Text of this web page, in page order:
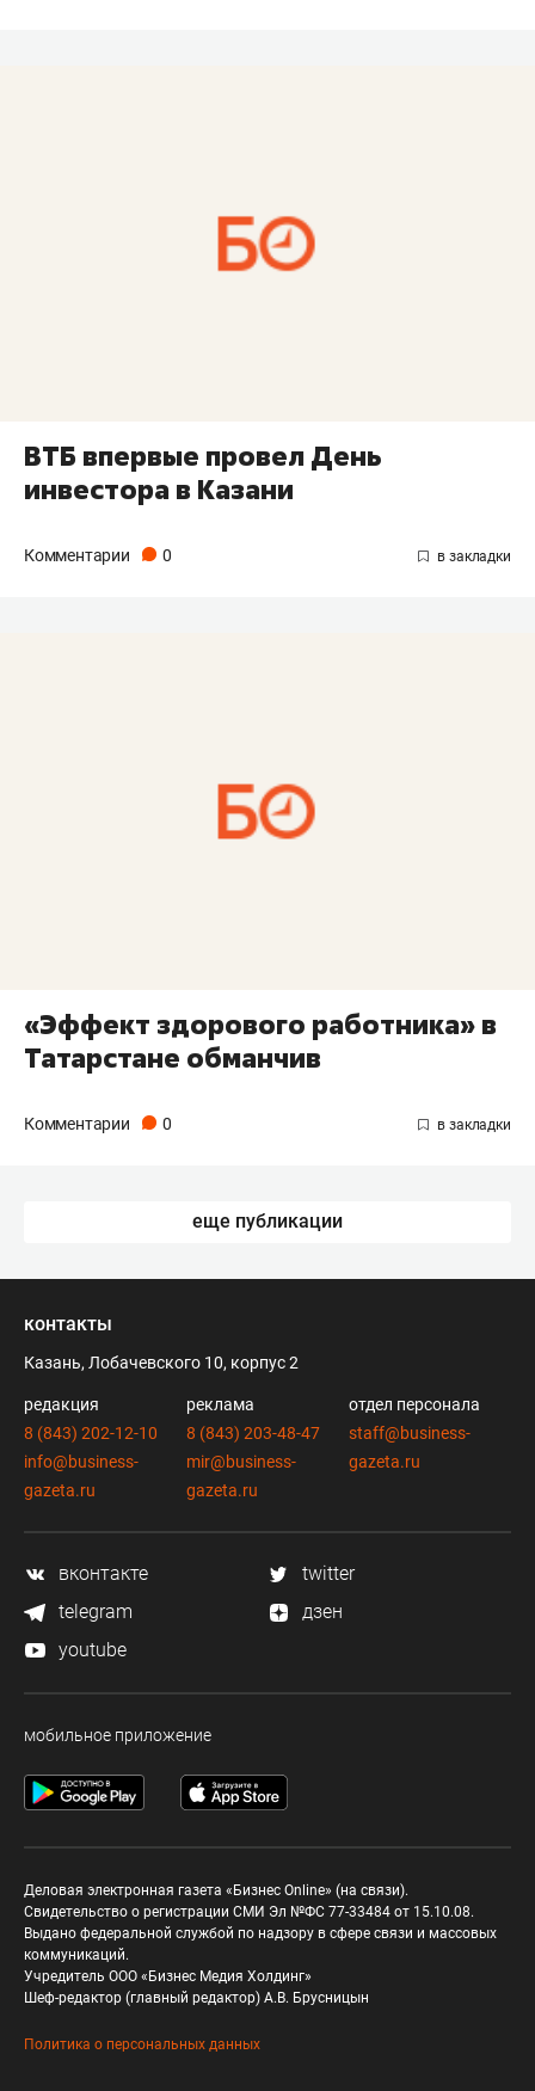
ВТБ впервые провел День
инвестора в Казани
Комментарии 0
«Эффект здорового работника» в
Татарстане обманчив
Комментарии 0
еще публикации
контакты
Казань, Лобачевского 10, корпус 2
редакция
8 (843) 202-12-10
info@business-
gazeta.ru
реклама
8 (843) 203-48-47
mir@business-
gazeta.ru
отдел персонала
staff@business-
gazeta.ru
вконтакте
twitter
telegram
дзен
youtube
мобильное приложение
Деловая электронная газета «Бизнес Online» (на связи).
Свидетельство о регистрации СМИ Эл №ФС 77-33484 от 15.10.08.
Выдано федеральной службой по надзору в сфере связи и массовых
коммуникаций.
Учредитель ООО «Бизнес Медия Холдинг»
Шеф-редактор (главный редактор) А.В. Брусницын
Политика о персональных данных